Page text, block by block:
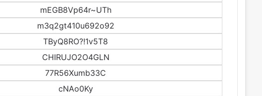
mEGB8Vp64r~UTh
m3q2gt410u692o92
TByQ8RO?!1v5T8
CHIRUJO2O4GLN
77R56Xumb33C
cNAo0Ky